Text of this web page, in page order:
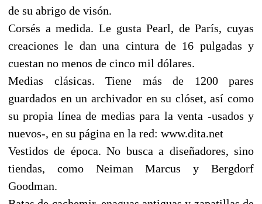
de su abrigo de visón.
Corsés a medida. Le gusta Pearl, de París, cuyas
creaciones le dan una cintura de 16 pulgadas y
cuestan no menos de cinco mil dólares.
Medias clásicas. Tiene más de 1200 pares
guardados en un archivador en su clóset, así como
su propia línea de medias para la venta -usados y
nuevos-, en su página en la red: www.dita.net
Vestidos de época. No busca a diseñadores, sino
tiendas, como Neiman Marcus y Bergdorf
Goodman.